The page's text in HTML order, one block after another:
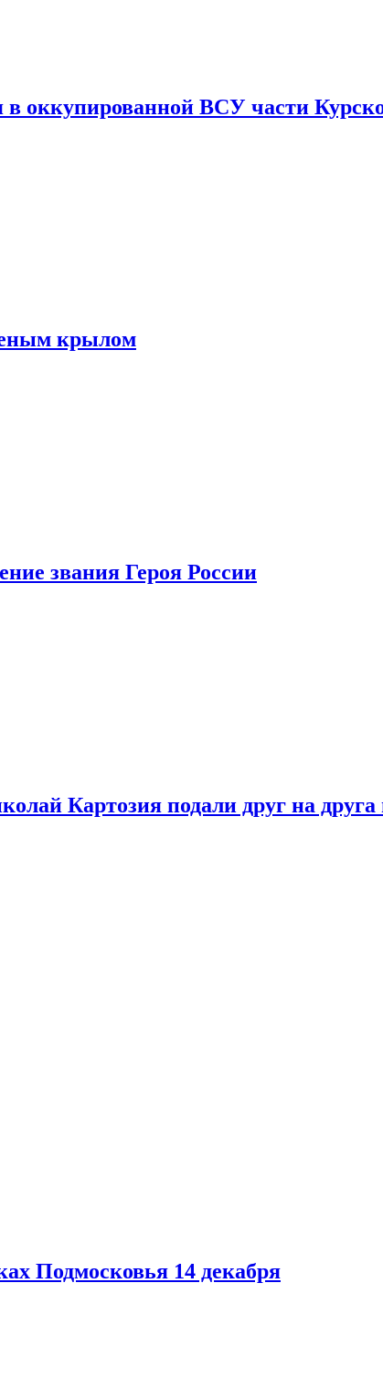
оккупированной ВСУ части
крылом
звания Героя России
Картозия подали друг на друга
Подмосковья 14 декабря